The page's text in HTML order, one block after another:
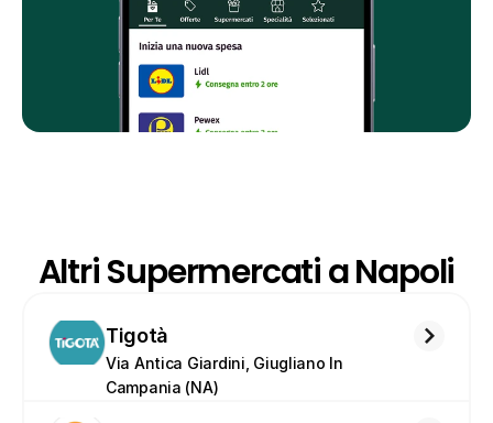
Altri Supermercati a Napoli
Tigotà
Via Antica Giardini, Giugliano In
Campania (NA)